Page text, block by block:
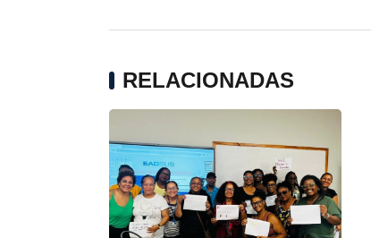
RELACIONADAS